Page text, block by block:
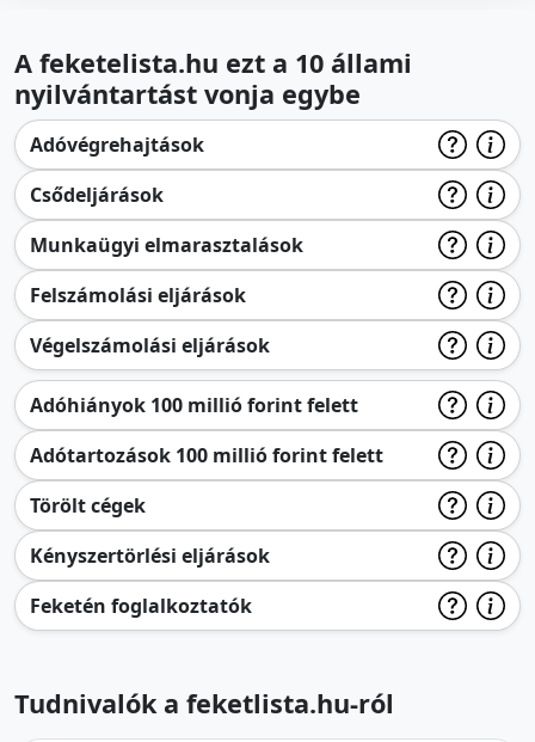
A feketelista.hu ezt a 10 állami
nyilvántartást vonja egybe
Adóvégrehajtások
Csődeljárások
Munkaügyi elmarasztalások
Felszámolási eljárások
Végelszámolási eljárások
Adóhiányok 100 millió forint felett
Adótartozások 100 millió forint felett
Törölt cégek
Kényszertörlési eljárások
Feketén foglalkoztatók
Tudnivalók a feketlista.hu-ról